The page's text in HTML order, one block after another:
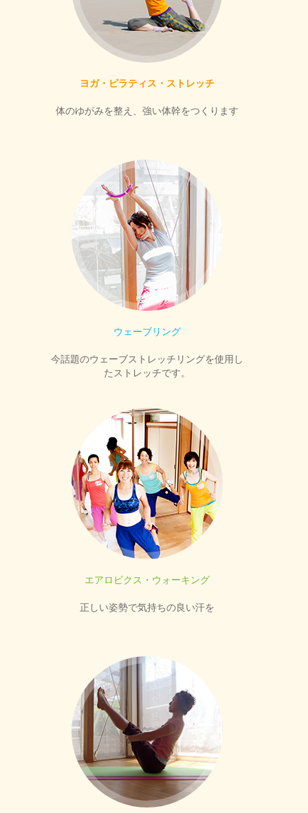
ヨガ・ピラティス・ストレッチ
体のゆがみを整え、強い体幹をつくります
ウェーブリング
今話題のウェーブストレッチリングを使用し
たストレッチです。
エアロビクス・ウォーキング
正しい姿勢で気持ちの良い汗を